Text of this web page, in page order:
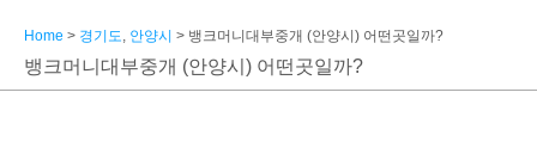
Home > 경기도, 안양시 > 뱅크머니대부중개 (안양시) 어떤곳일까?
뱅크머니대부중개 (안양시) 어떤곳일까?